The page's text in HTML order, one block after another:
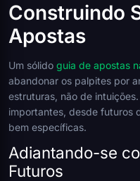
Construindo
Apostas
Um sólido guia de apostas
abandonar os palpites por
estruturas, não de
importantes, desde futuros
bem específicas.
Adiantando-se
Futuros